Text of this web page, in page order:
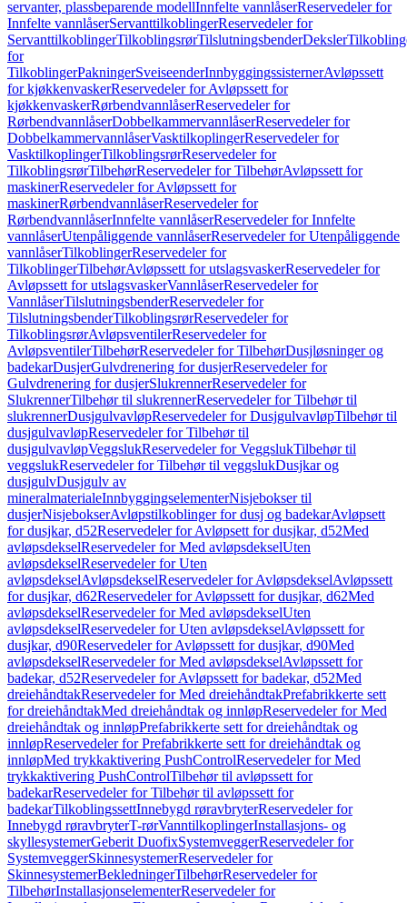
servanter, plassbeparende modellInnfelte vannlåserReservedeler for
Innfelte vannlåserServanttilkoblingerReservedeler for
ServanttilkoblingerTilkoblingsrørTilslutningsbenderDeksler
for
TilkoblingerPakningerSveiseenderInnbyggingssisternerAvløpssett
for kjøkkenvaskerReservedeler for Avløpssett for
kjøkkenvaskerRørbendvannlåserReservedeler for
RørbendvannlåserDobbelkammervannlåserReservedeler for
DobbelkammervannlåserVasktilkoplingerReservedeler for
VasktilkoplingerTilkoblingsrørReservedeler for
TilkoblingsrørTilbehørReservedeler for TilbehørAvløpssett for
maskinerReservedeler for Avløpssett for
maskinerRørbendvannlåserReservedeler for
RørbendvannlåserInnfelte vannlåserReservedeler for Innfelte
vannlåserUtenpåliggende vannlåserReservedeler for Utenpåliggende
vannlåserTilkoblingerReservedeler for
TilkoblingerTilbehørAvløpssett for utslagsvaskerReservedeler for
Avløpssett for utslagsvaskerVannlåserReservedeler for
VannlåserTilslutningsbenderReservedeler for
TilslutningsbenderTilkoblingsrørReservedeler for
TilkoblingsrørAvløpsventilerReservedeler for
AvløpsventilerTilbehørReservedeler for TilbehørDusjløsninger og
badekarDusjerGulvdrenering for dusjerReservedeler for
Gulvdrenering for dusjerSlukrennerReservedeler for
SlukrennerTilbehør til slukrennerReservedeler for Tilbehør til
slukrennerDusjgulvavløpReservedeler for DusjgulvavløpTilbehør til
dusjgulvavløpReservedeler for Tilbehør til
dusjgulvavløpVeggslukReservedeler for VeggslukTilbehør til
veggslukReservedeler for Tilbehør til veggslukDusjkar og
dusjgulvDusjgulv av
mineralmaterialeInnbyggingselementerNisjebokser til
dusjerNisjebokserAvløpstilkoblinger for dusj og badekarAvløpsett
for dusjkar, d52Reservedeler for Avløpsett for dusjkar, d52Med
avløpsdekselReservedeler for Med avløpsdekselUten
avløpsdekselReservedeler for Uten
avløpsdekselAvløpsdekselReservedeler for AvløpsdekselAvløpssett
for dusjkar, d62Reservedeler for Avløpssett for dusjkar, d62Med
avløpsdekselReservedeler for Med avløpsdekselUten
avløpsdekselReservedeler for Uten avløpsdekselAvløpssett for
dusjkar, d90Reservedeler for Avløpssett for dusjkar, d90Med
avløpsdekselReservedeler for Med avløpsdekselAvløpssett for
badekar, d52Reservedeler for Avløpssett for badekar, d52Med
dreiehåndtakReservedeler for Med dreiehåndtakPrefabrikkerte sett
for dreiehåndtakMed dreiehåndtak og innløpReservedeler for Med
dreiehåndtak og innløpPrefabrikkerte sett for dreiehåndtak og
innløpReservedeler for Prefabrikkerte sett for dreiehåndtak og
innløpMed trykkaktivering PushControlReservedeler for Med
trykkaktivering PushControlTilbehør til avløpssett for
badekarReservedeler for Tilbehør til avløpssett for
badekarTilkoblingssettInnebygd røravbryterReservedeler for
Innebygd røravbryterT-rørVanntilkoplingerInstallasjons- og
skyllesystemerGeberit DuofixSystemveggerReservedeler for
SystemveggerSkinnesystemerReservedeler for
SkinnesystemerBekledningerTilbehørReservedeler for
TilbehørInstallasjonselementerReservedeler for